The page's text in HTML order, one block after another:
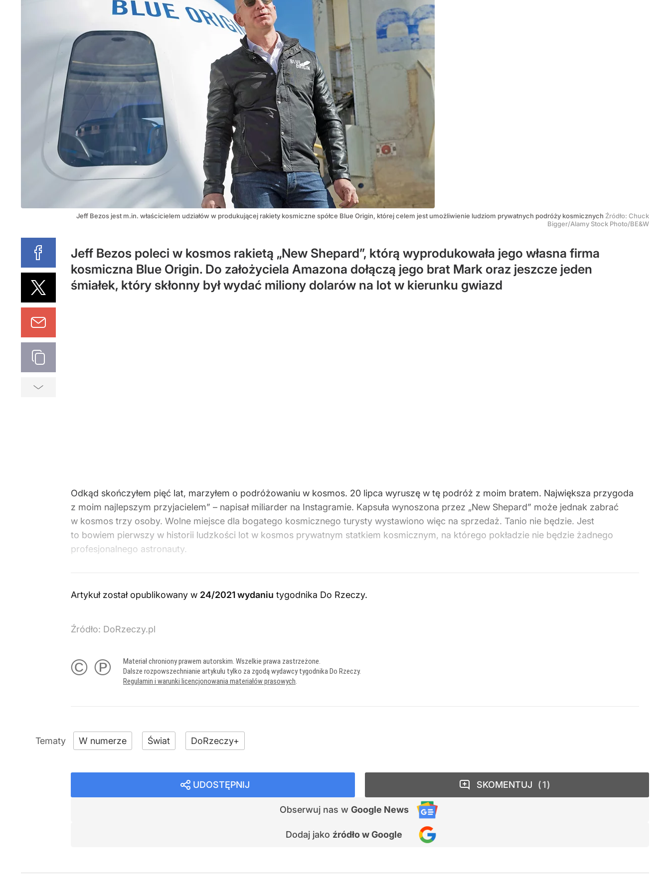
Jeff Bezos jest m.in. właścicielem udziałów w produkującej rakiety kosmiczne spółce Blue Origin, której celem jest umożliwienie ludziom prywatnych podróży kosmicznych Źródło: Chuck
Bigger/Alamy Stock Photo/BE&W
Jeff Bezos poleci w kosmos rakietą „New Shepard”, którą wyprodukowała jego własna firma
kosmiczna Blue Origin. Do założyciela Amazona dołączą jego brat Mark oraz jeszcze jeden
śmiałek, który skłonny był wydać miliony dolarów na lot w kierunku gwiazd
Odkąd skończyłem pięć lat, marzyłem o podróżowaniu w kosmos. 20 lipca wyruszę w tę podróż z moim bratem. Największa przygoda
z moim najlepszym przyjacielem” – napisał miliarder na Instagramie. Kapsuła wynoszona przez „New Shepard” może jednak zabrać
w kosmos trzy osoby. Wolne miejsce dla bogatego kosmicznego turysty wystawiono więc na sprzedaż. Tanio nie będzie. Jest
to bowiem pierwszy w historii ludzkości lot w kosmos prywatnym statkiem kosmicznym, na którego pokładzie nie będzie żadnego
profesjonalnego astronauty.
Artykuł został opublikowany w 24/2021 wydaniu tygodnika Do Rzeczy.
Źródło: DoRzeczy.pl
© ℗
Materiał chroniony prawem autorskim. Wszelkie prawa zastrzeżone.
Dalsze rozpowszechnianie artykułu tylko za zgodą wydawcy tygodnika Do Rzeczy.
Regulamin i warunki licencjonowania materiałów prasowych.
W numerze Świat DoRzeczy+
UDOSTĘPNIJ
Obserwuj nas w Google News
Dodaj jako źródło w Google
SKOMENTUJ 1